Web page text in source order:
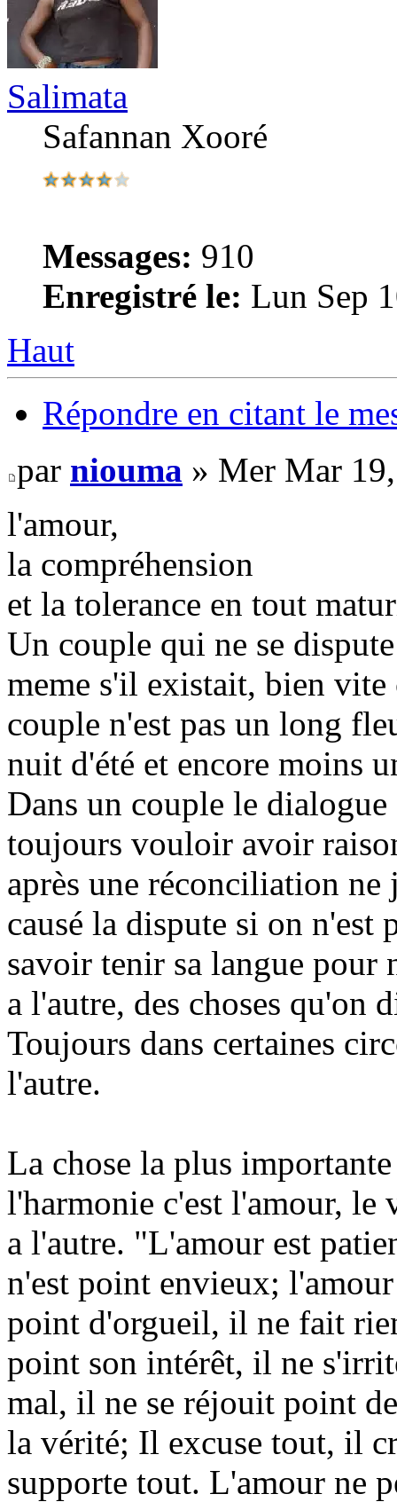
Salimata
Safannan Xooré
Messages: 910
Enregistré le: Lun Sep
Haut
Répondre en citant le
par niouma » Mer Mar
l'amour,
la compréhension
et la tolerance en tout
Un couple qui ne se
meme s'il existait, bien
couple n'est pas un long
nuit d'été et encore moins
Dans un couple le
toujours vouloir avoir
après une réconciliation ne
causé la dispute si on n'est
savoir tenir sa langue pour
a l'autre, des choses qu'on
Toujours dans certaines
l'autre.
La chose la plus
l'harmonie c'est l'amour, le
a l'autre. "L'amour est
n'est point envieux;
point d'orgueil, il ne fait
point son intérêt, il ne
mal, il ne se réjouit point
la vérité; Il excuse tout, il
supporte tout. L'amour ne